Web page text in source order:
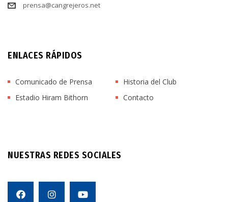
prensa@cangrejeros.net
ENLACES RÁPIDOS
Comunicado de Prensa
Historia del Club
Estadio Hiram Bithorn
Contacto
NUESTRAS REDES SOCIALES